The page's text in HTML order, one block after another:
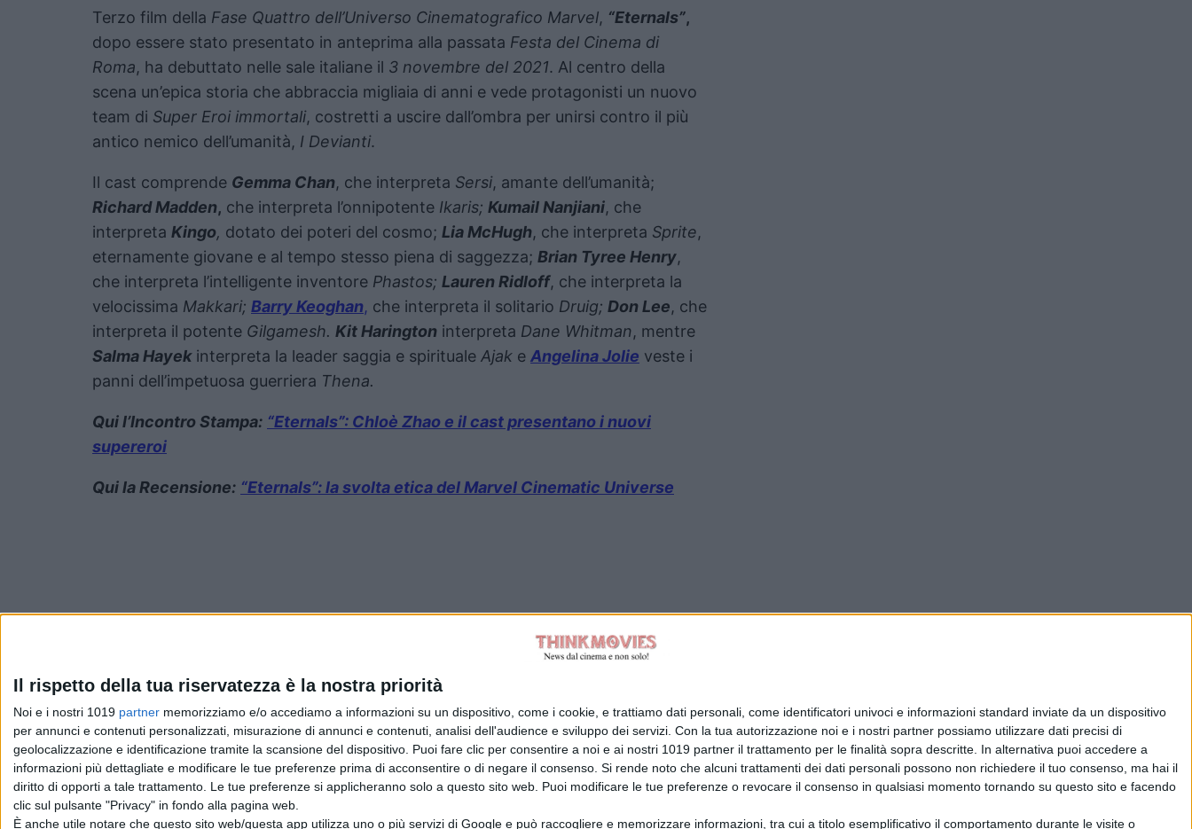
Il rispetto della tua riservatezza è la nostra priorità
Noi e i nostri 1019 partner memorizziamo e/o accediamo a informazioni su un dispositivo, come i cookie, e trattiamo dati personali, come identificatori univoci e informazioni standard inviate da un dispositivo
per annunci e contenuti personalizzati, misurazione di annunci e contenuti, analisi dell'audience e sviluppo dei servizi. Con la tua autorizzazione noi e i nostri partner possiamo utilizzare dati precisi di
geolocalizzazione e identificazione tramite la scansione del dispositivo. Puoi fare clic per consentire a noi e ai nostri 1019 partner il trattamento per le finalità sopra descritte. In alternativa puoi accedere a
informazioni più dettagliate e modificare le tue preferenze prima di acconsentire o di negare il consenso. Si rende noto che alcuni trattamenti dei dati personali possono non richiedere il tuo consenso, ma hai il
diritto di opporti a tale trattamento. Le tue preferenze si applicheranno solo a questo sito web. Puoi modificare le tue preferenze o revocare il consenso in qualsiasi momento tornando su questo sito e facendo
clic sul pulsante "Privacy" in fondo alla pagina web.
È anche utile notare che questo sito web/questa app utilizza uno o più servizi di Google e può raccogliere e memorizzare informazioni, tra cui a titolo esemplificativo il comportamento durante le visite o
Terzo film della Fase Quattro dell’Universo Cinematografico Marvel, “Eternals”,
dopo essere stato presentato in anteprima alla passata Festa del Cinema di
Roma, ha debuttato nelle sale italiane il 3 novembre del 2021. Al centro della
scena un’epica storia che abbraccia migliaia di anni e vede protagonisti un nuovo
team di Super Eroi immortali, costretti a uscire dall’ombra per unirsi contro il più
antico nemico dell’umanità, I Devianti.
Il cast comprende Gemma Chan, che interpreta Sersi, amante dell’umanità;
Richard Madden, che interpreta l’onnipotente Ikaris; Kumail Nanjiani, che
interpreta Kingo, dotato dei poteri del cosmo; Lia McHugh, che interpreta Sprite,
eternamente giovane e al tempo stesso piena di saggezza; Brian Tyree Henry,
che interpreta l’intelligente inventore Phastos; Lauren Ridloff, che interpreta la
velocissima Makkari; Barry Keoghan, che interpreta il solitario Druig; Don Lee, che
interpreta il potente Gilgamesh. Kit Harington interpreta Dane Whitman, mentre
Salma Hayekinterpreta la leader saggia e spirituale Ajak e Angelina Jolie veste i
panni dell’impetuosa guerriera Thena.
Qui l’Incontro Stampa: “Eternals”: Chloè Zhao e il cast presentano i nuovi
supereroi
Qui la Recensione: “Eternals”: la svolta etica del Marvel Cinematic Universe
PubblicatoAgosto 4, 2022in
News cinema e film
daEmanuela Giuliani
Tag: